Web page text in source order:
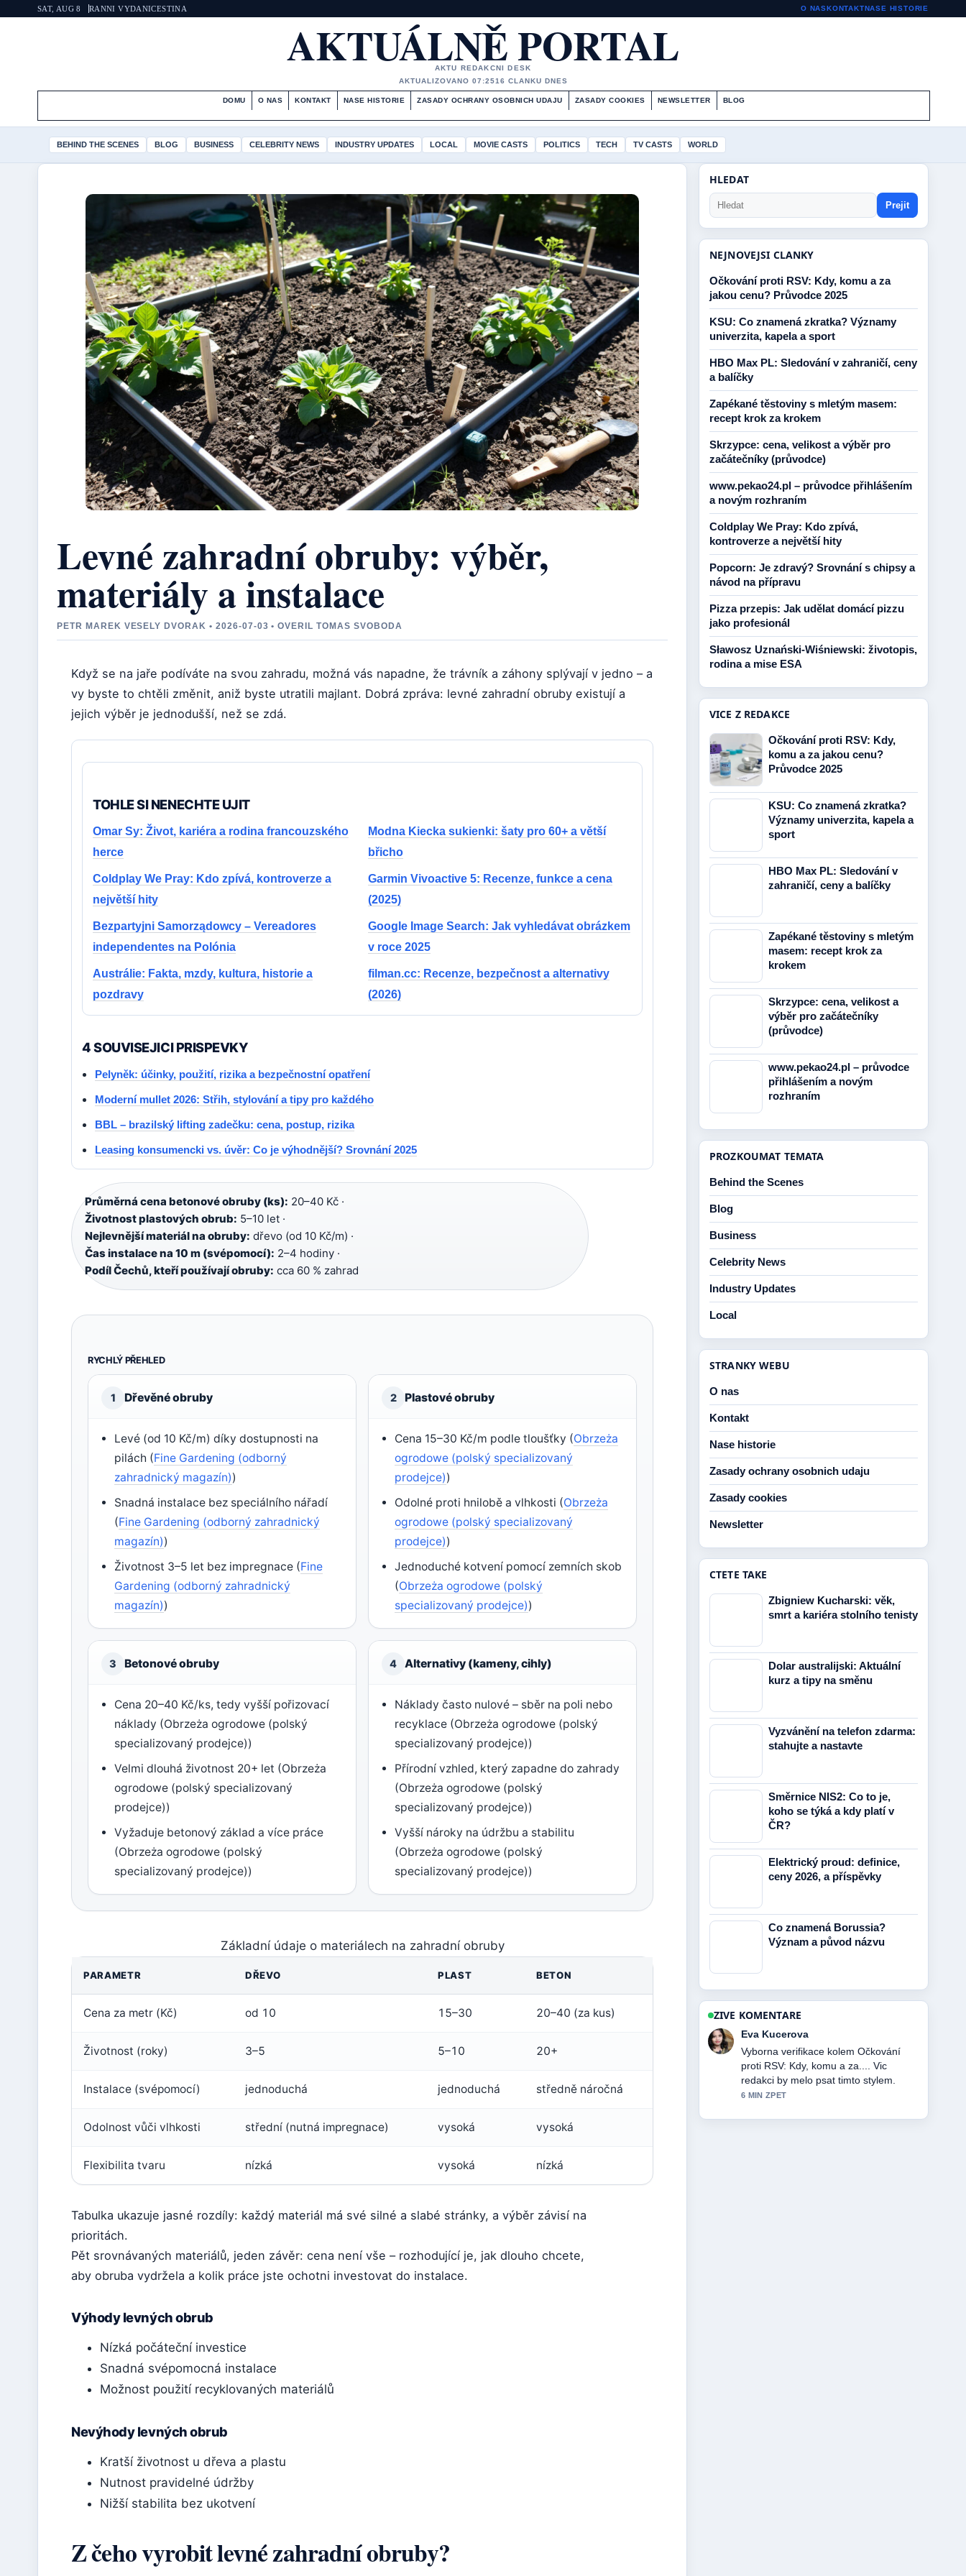
SAT, AUG 8 RANNI VYDANICESTINA O NASKONTAKTNASE HISTORIE
AKTUÁLNĚ PORTAL
AKTU REDAKCNI DESK
AKTUALIZOVANO 07:2516 CLANKU DNES
DOMU O NAS KONTAKT NASE HISTORIE ZASADY OCHRANY OSOBNICH UDAJU ZASADY COOKIES NEWSLETTER BLOG
BEHIND THE SCENES BLOG BUSINESS CELEBRITY NEWS INDUSTRY UPDATES LOCAL MOVIE CASTS POLITICS TECH TV CASTS WORLD
Levné zahradní obruby: výběr,
materiály a instalace
PETR MAREK VESELY DVORAK • 2026-07-03 • OVERIL TOMAS SVOBODA
Když se na jaře podíváte na svou zahradu, možná vás napadne, že trávník a záhony splývají v jedno – a
vy byste to chtěli změnit, aniž byste utratili majlant. Dobrá zpráva: levné zahradní obruby existují a
jejich výběr je jednodušší, než se zdá.
TOHLE SI NENECHTE UJIT
Omar Sy: Život, kariéra a rodina francouzského
herce
Modna Kiecka sukienki: šaty pro 60+ a větší
břicho
Coldplay We Pray: Kdo zpívá, kontroverze a
největší hity
Garmin Vivoactive 5: Recenze, funkce a cena
(2025)
Bezpartyjni Samorządowcy – Vereadores
independentes na Polónia
Google Image Search: Jak vyhledávat obrázkem
v roce 2025
Austrálie: Fakta, mzdy, kultura, historie a
pozdravy
filman.cc: Recenze, bezpečnost a alternativy
(2026)
4 SOUVISEJICI PRISPEVKY
Pelyněk: účinky, použití, rizika a bezpečnostní opatření
Moderní mullet 2026: Střih, stylování a tipy pro každého
BBL – brazilský lifting zadečku: cena, postup, rizika
Leasing konsumencki vs. úvěr: Co je výhodnější? Srovnání 2025
Průměrná cena betonové obruby (ks): 20–40 Kč ·
Životnost plastových obrub: 5–10 let ·
Nejlevnější materiál na obruby: dřevo (od 10 Kč/m) ·
Čas instalace na 10 m (svépomocí): 2–4 hodiny ·
Podíl Čechů, kteří používají obruby: cca 60 % zahrad
RYCHLÝ PŘEHLED
1 Dřevěné obruby
Levé (od 10 Kč/m) díky dostupnosti na
pilách (Fine Gardening (odborný
zahradnický magazín))
Snadná instalace bez speciálního nářadí
(Fine Gardening (odborný zahradnický
magazín))
Životnost 3–5 let bez impregnace (Fine
Gardening (odborný zahradnický
magazín))
2 Plastové obruby
Cena 15–30 Kč/m podle tloušťky (Obrzeża
ogrodowe (polský specializovaný
prodejce))
Odolné proti hnilobě a vlhkosti (Obrzeża
ogrodowe (polský specializovaný
prodejce))
Jednoduché kotvení pomocí zemních skob
(Obrzeża ogrodowe (polský
specializovaný prodejce))
3 Betonové obruby
Cena 20–40 Kč/ks, tedy vyšší pořizovací
náklady (Obrzeża ogrodowe (polský
specializovaný prodejce))
Velmi dlouhá životnost 20+ let (Obrzeża
ogrodowe (polský specializovaný
prodejce))
Vyžaduje betonový základ a více práce
(Obrzeża ogrodowe (polský
specializovaný prodejce))
4 Alternativy (kameny, cihly)
Náklady často nulové – sběr na poli nebo
recyklace (Obrzeża ogrodowe (polský
specializovaný prodejce))
Přírodní vzhled, který zapadne do zahrady
(Obrzeża ogrodowe (polský
specializovaný prodejce))
Vyšší nároky na údržbu a stabilitu
(Obrzeża ogrodowe (polský
specializovaný prodejce))
Základní údaje o materiálech na zahradní obruby
PARAMETR DŘEVO PLAST BETON
Cena za metr (Kč) od 10 15–30 20–40 (za kus)
Životnost (roky) 3–5 5–10 20+
Instalace (svépomocí) jednoduchá jednoduchá středně náročná
Odolnost vůči vlhkosti střední (nutná impregnace) vysoká vysoká
Flexibilita tvaru nízká vysoká nízká
Tabulka ukazuje jasné rozdíly: každý materiál má své silné a slabé stránky, a výběr závisí na
prioritách.
Pět srovnávaných materiálů, jeden závěr: cena není vše – rozhodující je, jak dlouho chcete,
aby obruba vydržela a kolik práce jste ochotni investovat do instalace.
Výhody levných obrub
Nízká počáteční investice
Snadná svépomocná instalace
Možnost použití recyklovaných materiálů
Nevýhody levných obrub
Kratší životnost u dřeva a plastu
Nutnost pravidelné údržby
Nižší stabilita bez ukotvení
Z čeho vyrobit levné zahradní obruby?
HLEDAT
Prejit
NEJNOVEJSI CLANKY
Očkování proti RSV: Kdy, komu a za
jakou cenu? Průvodce 2025
KSU: Co znamená zkratka? Významy
univerzita, kapela a sport
HBO Max PL: Sledování v zahraničí, ceny
a balíčky
Zapékané těstoviny s mletým masem:
recept krok za krokem
Skrzypce: cena, velikost a výběr pro
začátečníky (průvodce)
www.pekao24.pl – průvodce přihlášením
a novým rozhraním
Coldplay We Pray: Kdo zpívá,
kontroverze a největší hity
Popcorn: Je zdravý? Srovnání s chipsy a
návod na přípravu
Pizza przepis: Jak udělat domácí pizzu
jako profesionál
Sławosz Uznański-Wiśniewski: životopis,
rodina a mise ESA
VICE Z REDAKCE
Očkování proti RSV: Kdy,
komu a za jakou cenu?
Průvodce 2025
KSU: Co znamená zkratka?
Významy univerzita, kapela a
sport
HBO Max PL: Sledování v
zahraničí, ceny a balíčky
Zapékané těstoviny s mletým
masem: recept krok za
krokem
Skrzypce: cena, velikost a
výběr pro začátečníky
(průvodce)
www.pekao24.pl – průvodce
přihlášením a novým
rozhraním
PROZKOUMAT TEMATA
Behind the Scenes
Blog
Business
Celebrity News
Industry Updates
Local
STRANKY WEBU
O nas
Kontakt
Nase historie
Zasady ochrany osobnich udaju
Zasady cookies
Newsletter
CTETE TAKE
Zbigniew Kucharski: věk,
smrt a kariéra stolního tenisty
Dolar australijski: Aktuální
kurz a tipy na směnu
Vyzvánění na telefon zdarma:
stahujte a nastavte
Směrnice NIS2: Co to je,
koho se týká a kdy platí v
ČR?
Elektrický proud: definice,
ceny 2026, a příspěvky
Co znamená Borussia?
Význam a původ názvu
ZIVE KOMENTARE
Eva Kucerova
Vyborna verifikace kolem Očkování
proti RSV: Kdy, komu a za.... Vic
redakci by melo psat timto stylem.
6 MIN ZPET